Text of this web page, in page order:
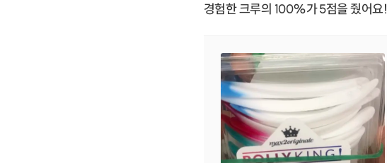
경험한 크루의 100%가 5점을 줬어요!